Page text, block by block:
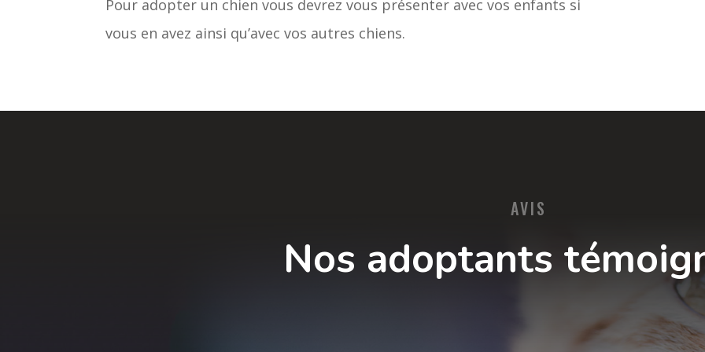
Pour adopter un chien vous devrez vous présenter avec vos enfants si
vous en avez ainsi qu’avec vos autres chiens.
AVIS
Nos adoptants